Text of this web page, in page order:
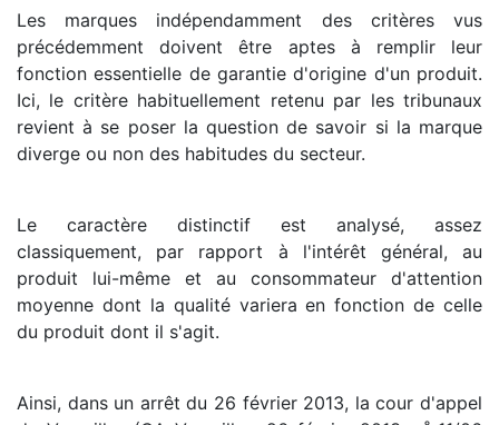
Les marques indépendamment des critères vus
précédemment doivent être aptes à remplir leur
fonction essentielle de garantie d'origine d'un produit.
Ici, le critère habituellement retenu par les tribunaux
revient à se poser la question de savoir si la marque
diverge ou non des habitudes du secteur.
Le caractère distinctif est analysé, assez
classiquement, par rapport à l'intérêt général, au
produit lui-même et au consommateur d'attention
moyenne dont la qualité variera en fonction de celle
du produit dont il s'agit.
Ainsi, dans un arrêt du 26 février 2013, la cour d'appel